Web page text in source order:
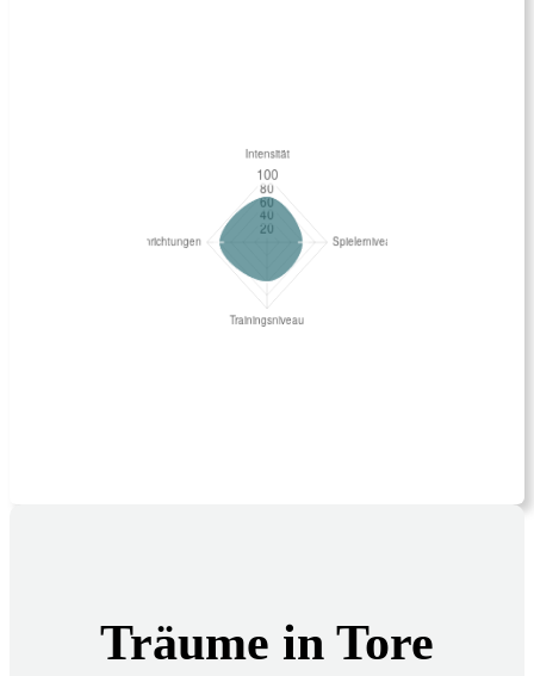
Träume in Tore